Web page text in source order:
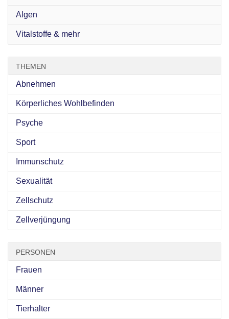
Algen
Vitalstoffe & mehr
THEMEN
Abnehmen
Körperliches Wohlbefinden
Psyche
Sport
Immunschutz
Sexualität
Zellschutz
Zellverjüngung
PERSONEN
Frauen
Männer
Tierhalter